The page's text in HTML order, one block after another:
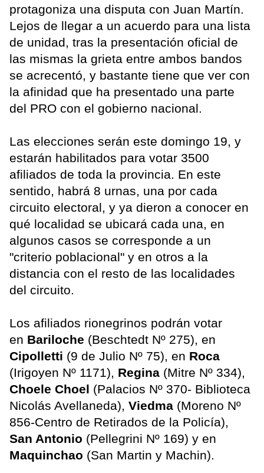
protagoniza una disputa con Juan Martín.
Lejos de llegar a un acuerdo para una lista
de unidad, tras la presentación oficial de
las mismas la grieta entre ambos bandos
se acrecentó, y bastante tiene que ver con
la afinidad que ha presentado una parte
del PRO con el gobierno nacional.
Las elecciones serán este domingo 19, y
estarán habilitados para votar 3500
afiliados de toda la provincia. En este
sentido, habrá 8 urnas, una por cada
circuito electoral, y ya dieron a conocer en
qué localidad se ubicará cada una, en
algunos casos se corresponde a un
"criterio poblacional" y en otros a la
distancia con el resto de las localidades
del circuito.
Los afiliados rionegrinos podrán votar
en Bariloche (Beschtedt Nº 275), en
Cipolletti (9 de Julio Nº 75), en Roca
(Irigoyen Nº 1171), Regina (Mitre Nº 334),
Choele Choel (Palacios Nº 370- Biblioteca
Nicolás Avellaneda), Viedma (Moreno Nº
856-Centro de Retirados de la Policía),
San Antonio (Pellegrini Nº 169) y en
Maquinchao (San Martin y Machin).